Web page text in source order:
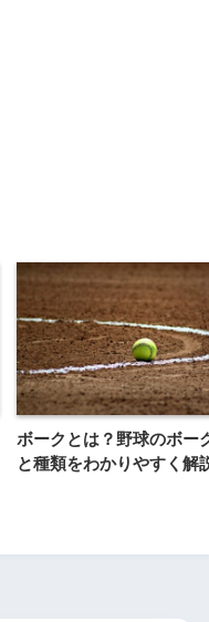
ボークとは？野球のボー
と種類をわかりやすく解